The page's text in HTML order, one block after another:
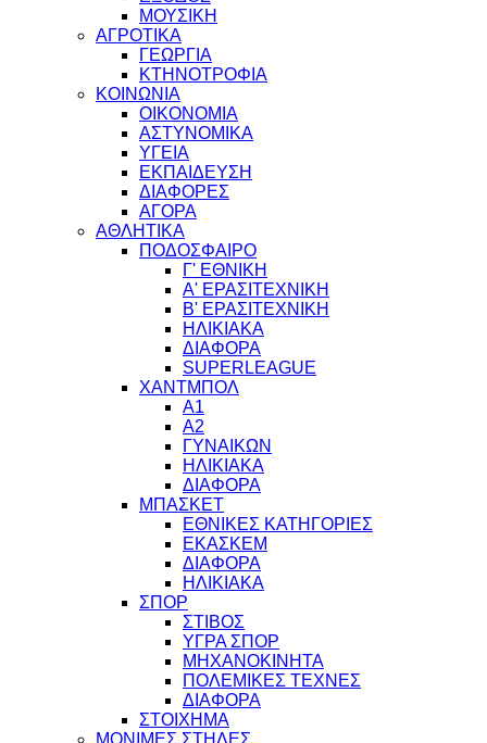
ΜΟΥΣΙΚΗ
ΑΓΡΟΤΙΚΑ
ΓΕΩΡΓΙΑ
ΚΤΗΝΟΤΡΟΦΙΑ
ΚΟΙΝΩΝΙΑ
ΟΙΚΟΝΟΜΙΑ
ΑΣΤΥΝΟΜΙΚΑ
ΥΓΕΙΑ
ΕΚΠΑΙΔΕΥΣΗ
ΔΙΑΦΟΡΕΣ
ΑΓΟΡΑ
ΑΘΛΗΤΙΚΑ
ΠΟΔΟΣΦΑΙΡΟ
Γ' ΕΘΝΙΚΗ
Α' ΕΡΑΣΙΤΕΧΝΙΚΗ
Β' ΕΡΑΣΙΤΕΧΝΙΚΗ
ΗΛΙΚΙΑΚΑ
ΔΙΑΦΟΡΑ
SUPERLEAGUE
ΧΑΝΤΜΠΟΛ
Α1
Α2
ΓΥΝΑΙΚΩΝ
ΗΛΙΚΙΑΚΑ
ΔΙΑΦΟΡΑ
ΜΠΑΣΚΕΤ
ΕΘΝΙΚΕΣ ΚΑΤΗΓΟΡΙΕΣ
ΕΚΑΣΚΕΜ
ΔΙΑΦΟΡΑ
ΗΛΙΚΙΑΚΑ
ΣΠΟΡ
ΣΤΙΒΟΣ
ΥΓΡΑ ΣΠΟΡ
ΜΗΧΑΝΟΚΙΝΗΤΑ
ΠΟΛΕΜΙΚΕΣ ΤΕΧΝΕΣ
ΔΙΑΦΟΡΑ
ΣΤΟΙΧΗΜΑ
ΜΟΝΙΜΕΣ ΣΤΗΛΕΣ